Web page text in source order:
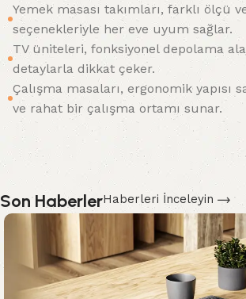
Yemek masası takımları, farklı ölçü
seçenekleriyle her eve uyum sağlar.
TV üniteleri, fonksiyonel depolama
detaylarla dikkat çeker.
Çalışma masaları, ergonomik yapısı
ve rahat bir çalışma ortamı sunar.
Son HaberlerHaberleri İnceleyin